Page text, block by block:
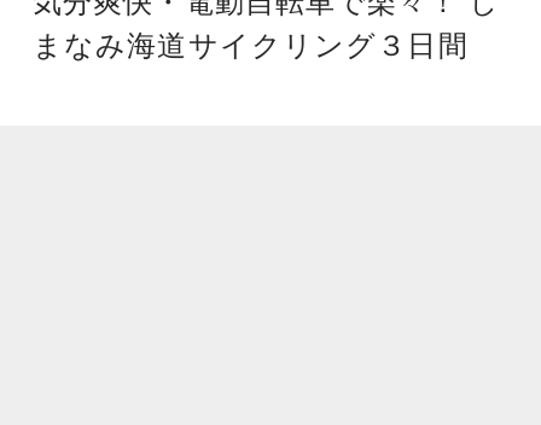
まなみ海道サイクリング３日間